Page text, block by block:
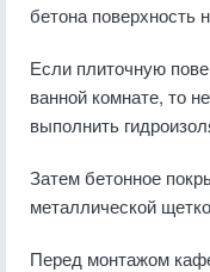
бетона поверхность
Если плиточную
ванной комнате, то
выполнить
Затем бетонное
металлической
Перед монтажом